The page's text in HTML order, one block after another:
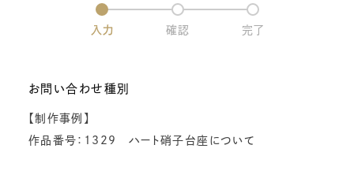
入力 確認 完了
お問い合わせ種別
【制作事例】
作品番号：1329 ハート硝子台座について